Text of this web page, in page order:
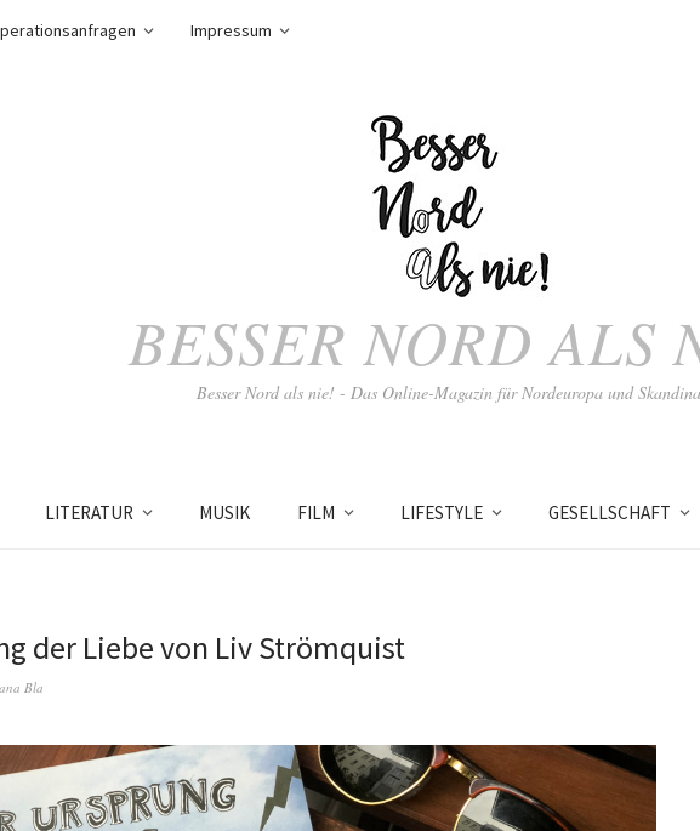
Impressum
BESSER NORD ALS
Besser Nord als nie! - Das Online-Magazin für Nordeuropa und
LITERATUR MUSIK FILM LIFESTYLE GESELLSCHAFT
der Liebe von Liv Strömquist
Bla